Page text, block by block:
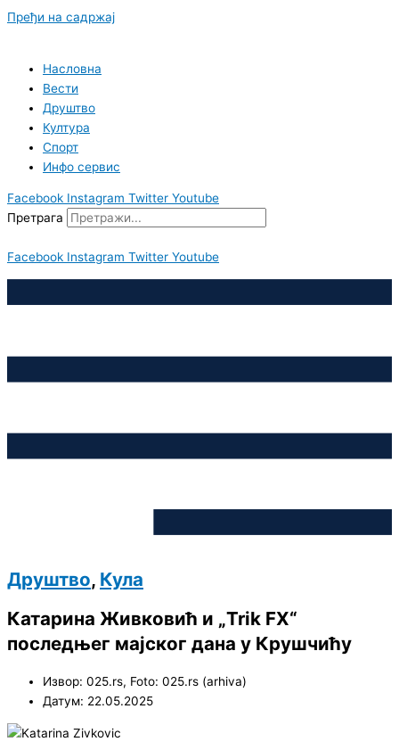
Пређи на садржај
Насловна
Вести
Друштво
Култура
Спорт
Инфо сервис
Facebook Instagram Twitter Youtube
Претрага
Facebook Instagram Twitter Youtube
Друштво, Кула
Катарина Живковић и „Trik FX“
последњег мајског дана у Крушчићу
Извор: 025.rs, Foto: 025.rs (arhiva)
Датум: 22.05.2025